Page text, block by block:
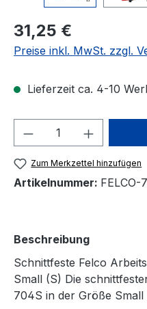
Regulärer Preis:
31,25 €
Preise inkl. MwSt. zzgl.
Lieferzeit ca. 4-10
Produkt Anzahl:
Zum Merkzettel hinzufügen
Artikelnummer: FELCO-
Beschreibung
Schnittfeste Felco
Small (S) Die
704S in der Größe